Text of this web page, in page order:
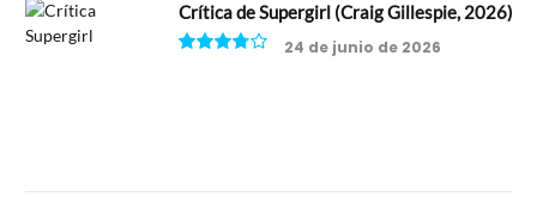
Crítica de Supergirl (Craig Gillespie, 2026)
24 de junio de 2026